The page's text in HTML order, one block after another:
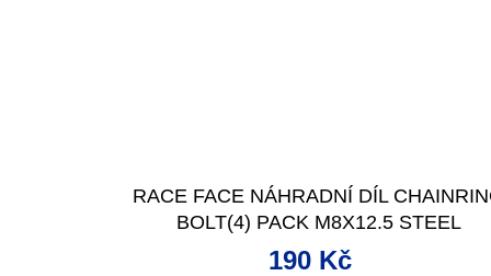
RACE FACE NÁHRADNÍ DÍL
BOLT(4) PACK M8X12.5 STEEL
190 Kč